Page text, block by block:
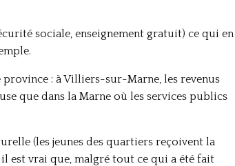
sociale, enseignement gratuit) ce qui en
: à Villiers-sur-Marne, les revenus
que dans la Marne où les services publics
(les jeunes des quartiers reçoivent la
est vrai que, malgré tout ce qui a été fait